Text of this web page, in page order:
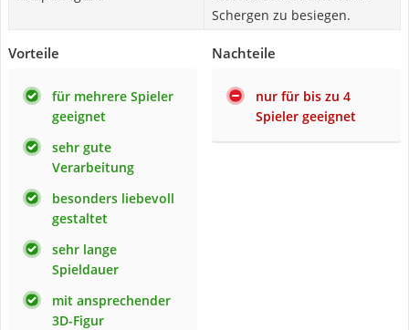
Schergen zu besiegen.
Vorteile
für mehrere Spieler
geeignet
sehr gute
Verarbeitung
besonders liebevoll
gestaltet
sehr lange
Spieldauer
mit ansprechender
3D-Figur
Nachteile
nur für bis zu 4
Spieler geeignet